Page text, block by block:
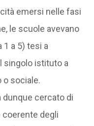
emersi nelle fasi
le scuole avevano
1 a 5) tesi a
singolo istituto a
o sociale.
dunque cercato di
degli